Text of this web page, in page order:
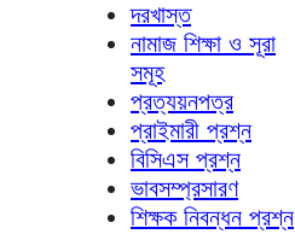
দরখাস্ত
নামাজ শিক্ষা ও সূরা
সমূহ
প্রত্যয়নপত্র
প্রাইমারী প্রশ্ন
বিসিএস প্রশ্ন
ভাবসম্প্রসারণ
শিক্ষক নিবন্ধন প্রশ্ন